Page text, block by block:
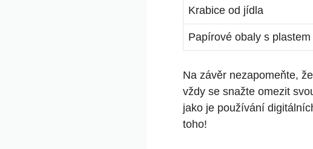
Krabice od jídla
Papírové obaly s plastem
Na závěr nezapomeňte,
vždy se snažte omezit
jako je používání
toho!